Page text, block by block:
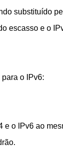
substituído
escasso e o
o IPv6:
o IPv6 ao